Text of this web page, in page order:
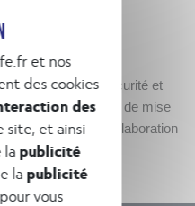
sûreté, sécurité et
les préconisations de mise
du projet et en collaboration
et nos
des cookies
des
site, et ainsi
lapublicité
lapublicité
vous